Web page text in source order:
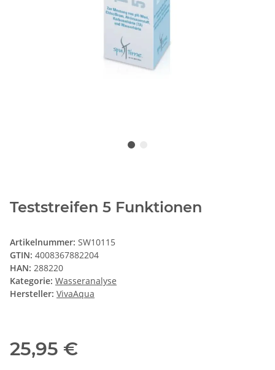
Teststreifen 5 Funktionen
Artikelnummer: SW10115
GTIN: 4008367882204
HAN: 288220
Kategorie: Wasseranalyse
Hersteller: VivaAqua
25,95 €